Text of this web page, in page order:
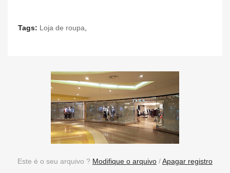
Tags: Loja de roupa
Este é o seu arquivo ? Modifique o arquivo /Apagar registro